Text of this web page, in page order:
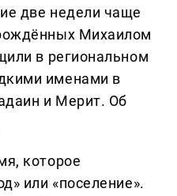
две недели чаще
Михаилом
в региональном
именами в
и Мерит. Об
которое
или «поселение».